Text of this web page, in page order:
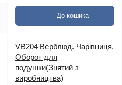
До кошика
VB204 Верблюд. Чарівниця.
Оборот для
подушки(Знятий з
виробництва)